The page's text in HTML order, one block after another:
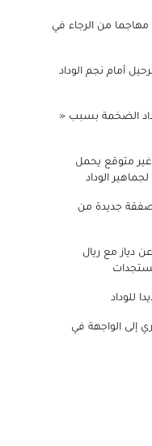
من الرجاء في
أمام نجم الوداد
الضخمة بسبب «
غير متوقع يحمل
الوداد
جديدة من
دياز مع ريال
للوداد
إلى الواجهة في